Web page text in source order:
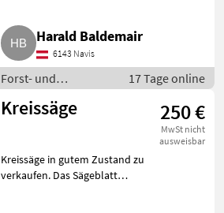
Harald Baldemair
6143 Navis
Forst- und
Holztechnik /
Kreissägen
17 Tage online
Kreissäge 250 €
MwSt nicht
ausweisbar
Kreissäge in gutem Zustand zu
verkaufen. Das Sägeblatt